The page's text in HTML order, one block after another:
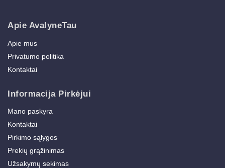
Apie AvalyneTau
Apie mus
Privatumo politika
Kontaktai
Informacija Pirkėjui
Mano paskyra
Kontaktai
Pirkimo sąlygos
Prekių grąžinimas
Užsakymų sekimas